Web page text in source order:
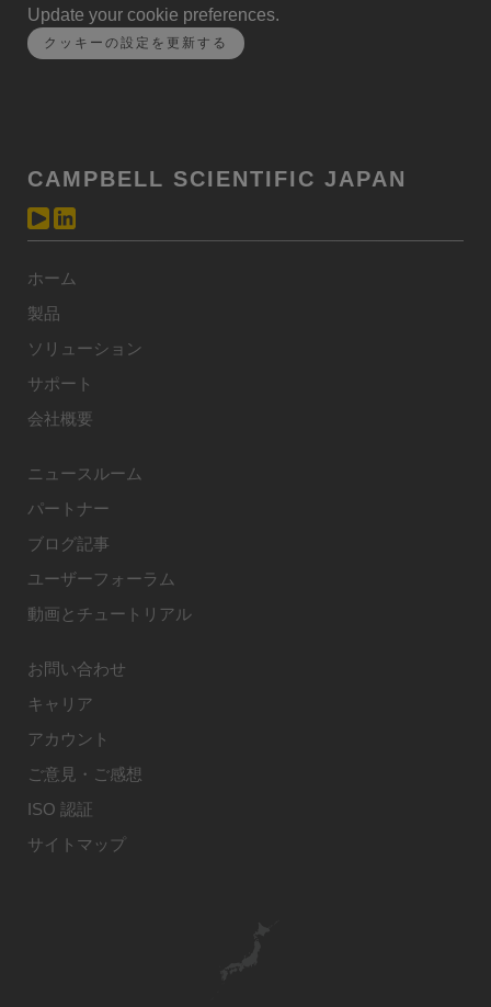
Update your cookie preferences.
クッキーの設定を更新する
CAMPBELL SCIENTIFIC JAPAN
ホーム
製品
ソリューション
サポート
会社概要
ニュースルーム
パートナー
ブログ記事
ユーザーフォーラム
動画とチュートリアル
お問い合わせ
キャリア
アカウント
ご意見・ご感想
ISO 認証
サイトマップ